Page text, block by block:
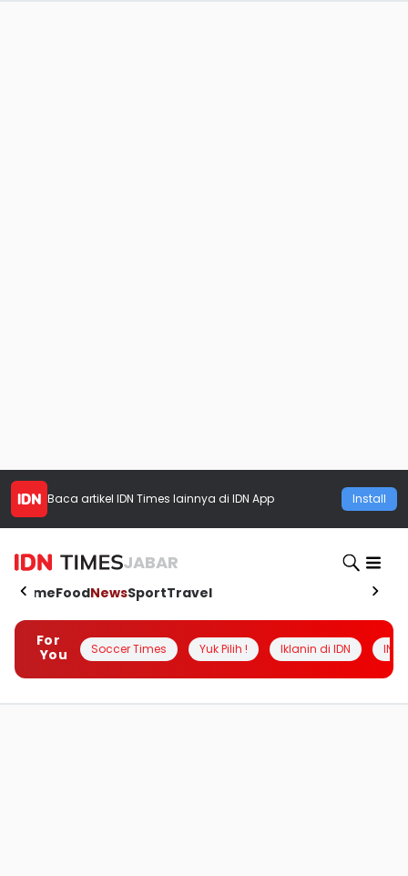
Baca artikel IDN Times lainnya di IDN App Install
JABAR
HomeFoodNewsSportTravel
For
You
Soccer Times Yuk Pilih ! Iklanin di IDN